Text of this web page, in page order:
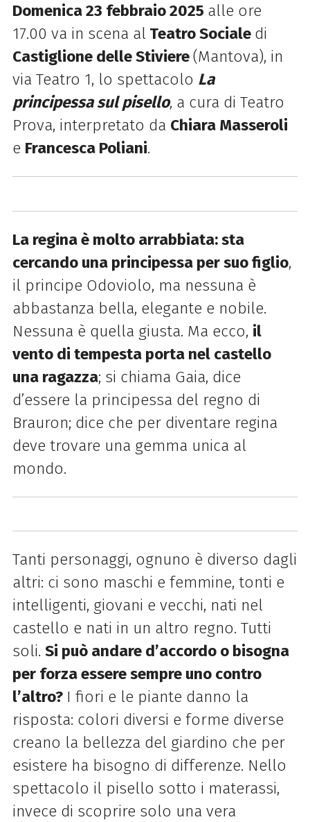
Domenica 23 febbraio 2025 alle ore
17.00 va in scena al Teatro Sociale di
Castiglione delle Stiviere(Mantova), in
via Teatro 1, lo spettacolo La
principessa sul pisello, a cura di Teatro
Prova, interpretato da Chiara Masseroli
e Francesca Poliani.
La regina è molto arrabbiata: sta
cercando una principessa per suo figlio,
il principe Odoviolo, ma nessuna è
abbastanza bella, elegante e nobile.
Nessuna è quella giusta. Ma ecco, il
vento di tempesta porta nel castello
una ragazza; si chiama Gaia, dice
d’essere la principessa del regno di
Brauron; dice che per diventare regina
deve trovare una gemma unica al
mondo.
Tanti personaggi, ognuno è diverso dagli
altri: ci sono maschi e femmine, tonti e
intelligenti, giovani e vecchi, nati nel
castello e nati in un altro regno. Tutti
soli. Si può andare d’accordo o bisogna
per forza essere sempre uno contro
l’altro? I fiori e le piante danno la
risposta: colori diversi e forme diverse
creano la bellezza del giardino che per
esistere ha bisogno di differenze. Nello
spettacolo il pisello sotto i materassi,
invece di scoprire solo una vera